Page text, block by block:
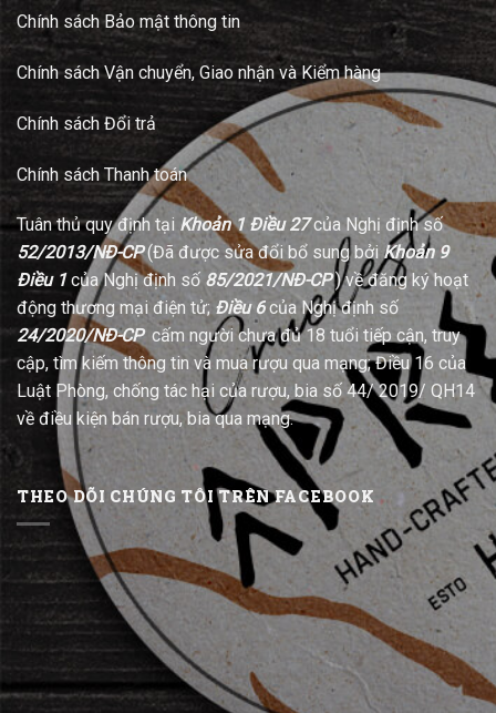
Chính sách Bảo mật thông tin
Chính sách Vận chuyển, Giao nhận và Kiểm hàng
Chính sách Đổi trả
Chính sách Thanh toán
Tuân thủ quy định tại Khoản 1 Điều 27của Nghị định số
52/2013/NĐ-CP(Đã được sửa đổi bổ sung bởi Khoản 9
Điều 1của Nghị định số 85/2021/NĐ-CP) về đăng ký hoạt
động thương mại điện tử; Điều 6của Nghị định số
24/2020/NĐ-CPcấm người chưa đủ 18 tuổi tiếp cận, truy
cập, tìm kiếm thông tin và mua rượu qua mạng; Điều 16 của
Luật Phòng, chống tác hại của rượu, bia số 44/ 2019/ QH14
về điều kiện bán rượu, bia qua mạng.
THEO DÕI CHÚNG TÔI TRÊN FACEBOOK